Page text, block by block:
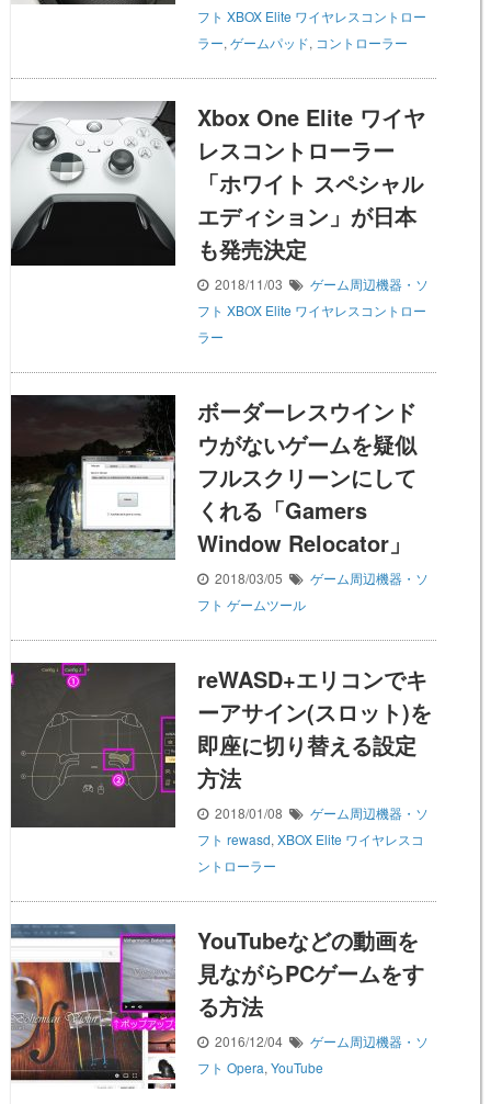
フト XBOX Elite ワイヤレスコントロー
ラー, ゲームパッド, コントローラー
Xbox One Elite ワイヤ
レスコントローラー
「ホワイト スペシャル
エディション」が日本
も発売決定
2018/11/03
ゲーム周辺機器・ソ
フト XBOX Elite ワイヤレスコントロー
ラー
ボーダーレスウインド
ウがないゲームを疑似
フルスクリーンにして
くれる「Gamers
Window Relocator」
2018/03/05
ゲーム周辺機器・ソ
フト ゲームツール
reWASD+エリコンでキ
ーアサイン(スロット)を
即座に切り替える設定
方法
2018/01/08
ゲーム周辺機器・ソ
フト rewasd, XBOX Elite ワイヤレスコ
ントローラー
YouTubeなどの動画を
見ながらPCゲームをす
る方法
2016/12/04
ゲーム周辺機器・ソ
フト Opera, YouTube